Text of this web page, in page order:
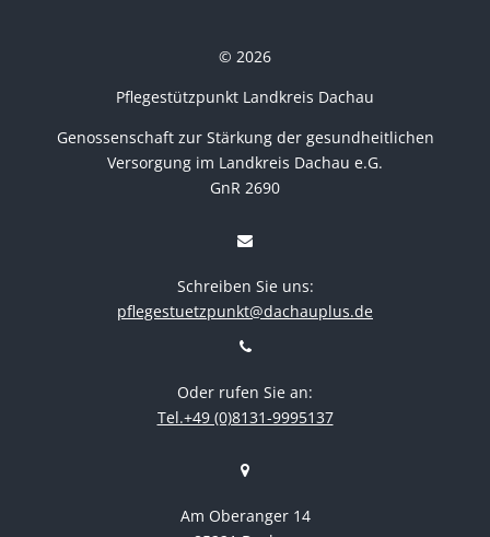
© 2026
Pflegestützpunkt Landkreis Dachau
Genossenschaft zur Stärkung der gesundheitlichen
Versorgung im Landkreis Dachau e.G.
GnR 2690
Schreiben Sie uns:
pflegestuetzpunkt@dachauplus.de
Oder rufen Sie an:
Tel.+49 (0)8131-9995137
Am Oberanger 14